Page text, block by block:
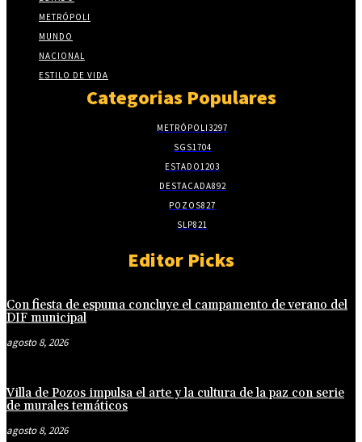
METRÓPOLI
MUNDO
NACIONAL
ESTILO DE VIDA
Categorias Populares
METRÓPOLI3297
SGS1704
ESTADO1203
DESTACADA892
POZOS827
SLP821
Editor Picks
Con fiesta de espuma concluye el campamento de verano del
DIF municipal
agosto 8, 2026
Villa de Pozos impulsa el arte y la cultura de la paz con serie
de murales temáticos
agosto 8, 2026